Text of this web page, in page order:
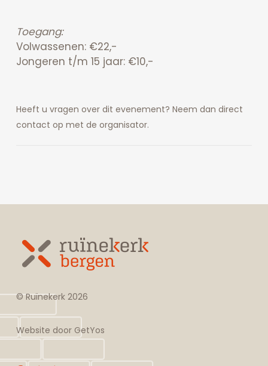
Toegang:
Volwassenen: €22,-
Jongeren t/m 15 jaar: €10,-
Heeft u vragen over dit evenement? Neem dan direct
contact op met de organisator.
© Ruïnekerk 2026
Website doorGetYos